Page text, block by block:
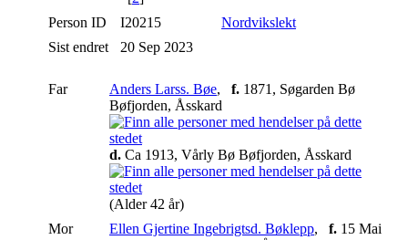
Person ID
I20215
Nordvikslekt
Sist endret
20 Sep 2023
Far Anders Larss. Bøe, f. 1871, Søgarden Bø
Bøfjorden, Åsskard
d. Ca 1913, Vårly Bø Bøfjorden, Åsskard
(Alder 42 år)
Mor
Ellen Gjertine Ingebrigtsd. Bøklepp, f. 15 Mai